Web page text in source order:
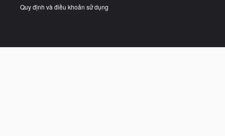
Quy định và điều khoản sử dụng